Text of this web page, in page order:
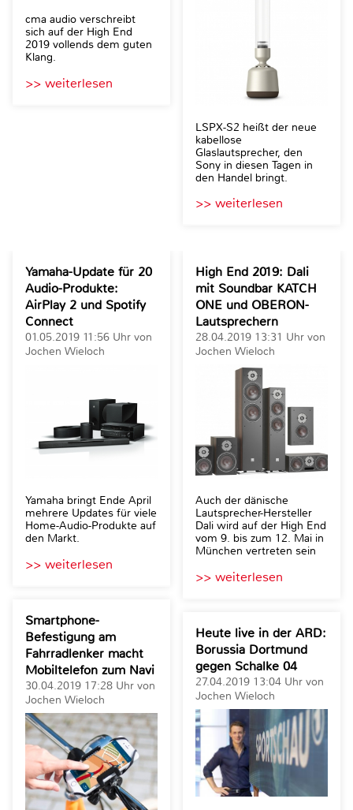
cma audio verschreibt
sich auf der High End
2019 vollends dem guten
Klang.
>> weiterlesen
LSPX-S2 heißt der neue
kabellose
Glaslautsprecher, den
Sony in diesen Tagen in
den Handel bringt.
>> weiterlesen
Yamaha-Update für 20
Audio-Produkte:
AirPlay 2 und Spotify
Connect
01.05.2019 11:56 Uhr von
Jochen Wieloch
Yamaha bringt Ende April
mehrere Updates für viele
Home-Audio-Produkte auf
den Markt.
>> weiterlesen
Smartphone-
Befestigung am
Fahrradlenker macht
Mobiltelefon zum Navi
30.04.2019 17:28 Uhr von
Jochen Wieloch
High End 2019: Dali
mit Soundbar KATCH
ONE und OBERON-
Lautsprechern
28.04.2019 13:31 Uhr von
Jochen Wieloch
Auch der dänische
Lautsprecher-Hersteller
Dali wird auf der High End
vom 9. bis zum 12. Mai in
München vertreten sein
>> weiterlesen
Heute live in der ARD:
Borussia Dortmund
gegen Schalke 04
27.04.2019 13:04 Uhr von
Jochen Wieloch